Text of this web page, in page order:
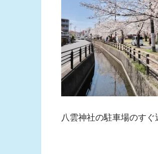
八雲神社の駐車場のすぐ